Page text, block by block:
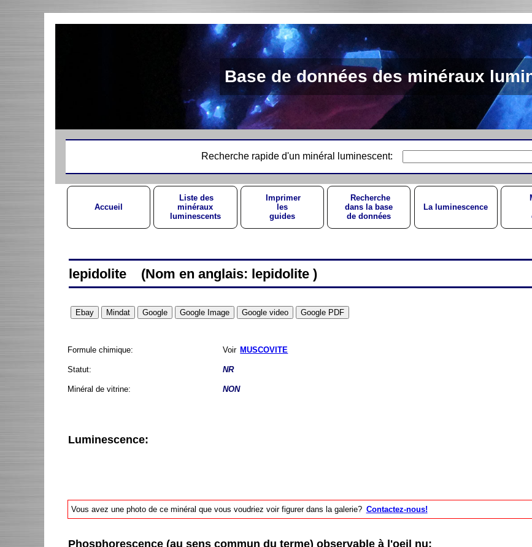
Base de données des minéraux
Recherche rapide d'un minéral luminescent:
Accueil
Liste des
minéraux
luminescents
Imprimer
les
guides
Recherche
dans la base
de données
La luminescence
lepidolite (Nom en anglais: lepidolite )
Formule chimique: Voir MUSCOVITE
Statut: NR
Minéral de vitrine: NON
Luminescence:
Vous avez une photo de ce minéral que vous voudriez voir figurer dans la galerie? Contactez-nous!
Phosphorescence (au sens commun du terme) observable à l'oeil nu: